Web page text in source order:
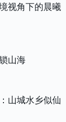
视角下的晨曦
山海
山城水乡似仙